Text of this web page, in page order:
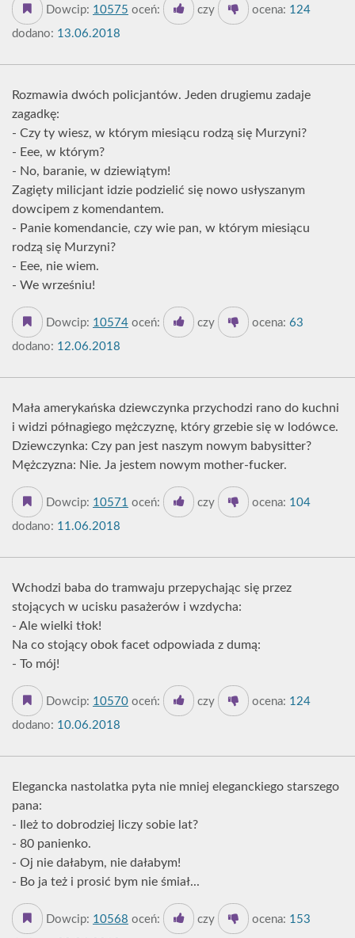
Dowcip: 10575 oceń: czy ocena: 124
dodano: 13.06.2018
Rozmawia dwóch policjantów. Jeden drugiemu zadaje
zagadkę:
- Czy ty wiesz, w którym miesiącu rodzą się Murzyni?
- Eee, w którym?
- No, baranie, w dziewiątym!
Zagięty milicjant idzie podzielić się nowo usłyszanym
dowcipem z komendantem.
- Panie komendancie, czy wie pan, w którym miesiącu
rodzą się Murzyni?
- Eee, nie wiem.
- We wrześniu!
Dowcip: 10574 oceń: czy ocena: 63
dodano: 12.06.2018
Mała amerykańska dziewczynka przychodzi rano do kuchni
i widzi półnagiego mężczyznę, który grzebie się w lodówce.
Dziewczynka: Czy pan jest naszym nowym babysitter?
Mężczyzna: Nie. Ja jestem nowym mother-fucker.
Dowcip: 10571 oceń: czy ocena: 104
dodano: 11.06.2018
Wchodzi baba do tramwaju przepychając się przez
stojących w ucisku pasażerów i wzdycha:
- Ale wielki tłok!
Na co stojący obok facet odpowiada z dumą:
- To mój!
Dowcip: 10570 oceń: czy ocena: 124
dodano: 10.06.2018
Elegancka nastolatka pyta nie mniej eleganckiego starszego
pana:
- Ileż to dobrodziej liczy sobie lat?
- 80 panienko.
- Oj nie dałabym, nie dałabym!
- Bo ja też i prosić bym nie śmiał...
Dowcip: 10568 oceń: czy ocena: 153